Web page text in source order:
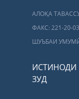
АЛОҚА
ФАКС: 221-20-
ШУЪБАИ
ИСТИНОДИ
ЗУД